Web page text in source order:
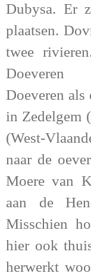
Dubysa. Er
plaatsen.
twee
Doeveren als
in Zedelgem
(West-
naar de
Moere van
aan de
Misschien
hier ook
herwerkt